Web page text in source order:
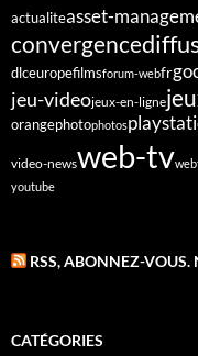
actualiteasset-
convergence
dlceuropefilmsforum-webfr
jeu-videojeux-en-ligne
orangephotophotos
video-newsweb-tv
youtube
RSS, ABONNEZ-VOUS.
CATÉGORIES